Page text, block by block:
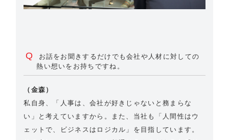
Q
お話をお聞きするだけでも会社や人材に対しての
熱い想いをお持ちですね。
（金森）
私自身、「人事は、会社が好きじゃないと務まらな
い」と考えていますから。また、当社も「人間性はウ
ェットで、ビジネスはロジカル」を目指しています。